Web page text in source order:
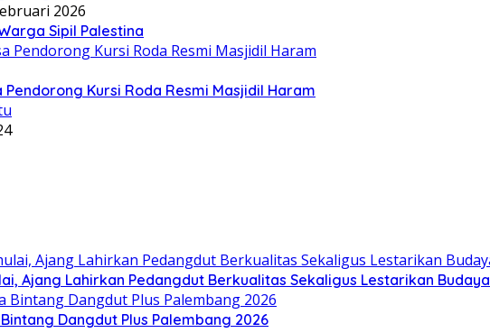
2026
Sipil Palestina
Pendorong Kursi Roda Resmi Masjidil Haram
Ajang Lahirkan Pedangdut Berkualitas Sekaligus Lestarikan Budaya
Dangdut Plus Palembang 2026